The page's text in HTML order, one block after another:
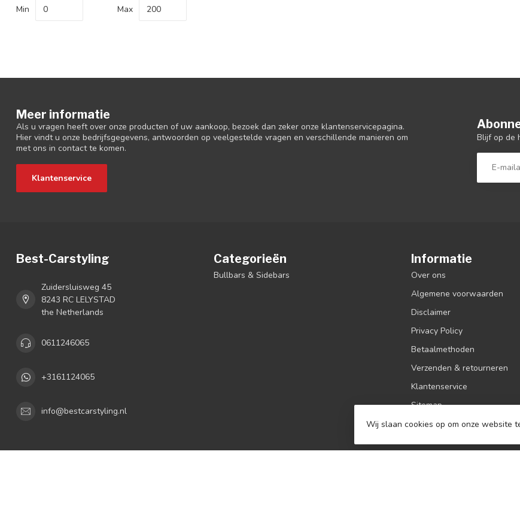
Min Max
Meer informatie
Als u vragen heeft over onze producten of uw aankoop, bezoek dan zeker onze klantenservicepagina.
Hier vindt u onze bedrijfsgegevens, antwoorden op veelgestelde vragen en verschillende manieren om
met ons in contact te komen.
Klantenservice
Blijf op de
Best-Carstyling
Zuidersluisweg 45
8243 RC LELYSTAD
the Netherlands
0611246065
+3161124065
info@bestcarstyling.nl
Categorieën
Bullbars & Sidebars
Informatie
Over ons
Algemene voorwaarden
Disclaimer
Privacy Policy
Betaalmethoden
Verzenden & retourneren
Klantenservice
Sitemap
Contact
Wij slaan cookies op om onze website